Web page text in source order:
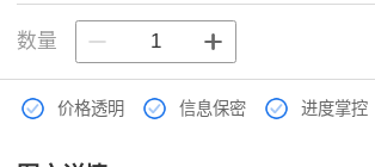
数量
价格透明 信息保密 进度掌控